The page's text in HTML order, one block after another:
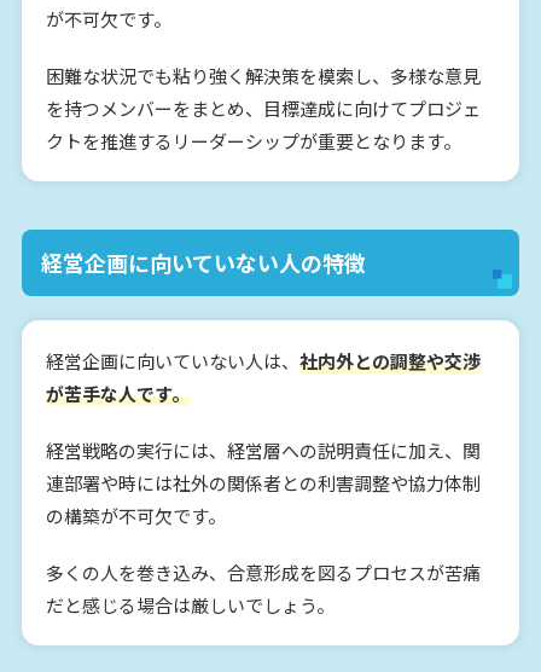
が不可欠です。
困難な状況でも粘り強く解決策を模索し、多様な意見
を持つメンバーをまとめ、目標達成に向けてプロジェ
クトを推進するリーダーシップが重要となります。
経営企画に向いていない人の特徴
経営企画に向いていない人は、 社内外との調整や交渉
が苦手な人です。
経営戦略の実行には、経営層への説明責任に加え、関
連部署や時には社外の関係者との利害調整や協力体制
の構築が不可欠です。
多くの人を巻き込み、合意形成を図るプロセスが苦痛
だと感じる場合は厳しいでしょう。